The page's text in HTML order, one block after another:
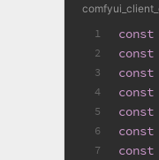
1
2
3
4
5
6
7
const
const
const
const
const
const
const